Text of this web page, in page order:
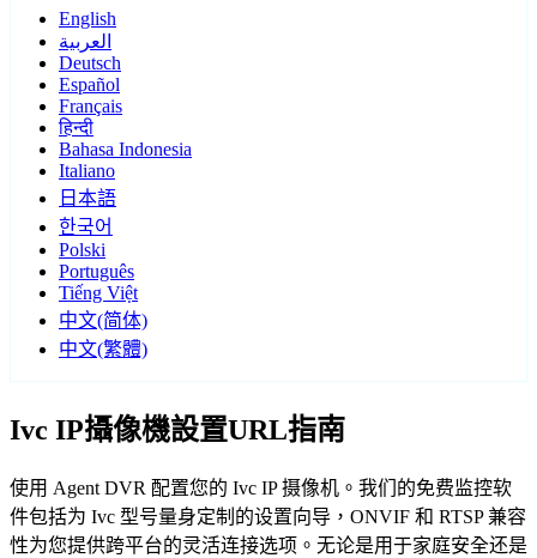
English
العربية
Deutsch
Español
Français
हिन्दी
Bahasa Indonesia
Italiano
日本語
한국어
Polski
Português
Tiếng Việt
中文(简体)
中文(繁體)
Ivc IP攝像機設置URL指南
使用 Agent DVR 配置您的 Ivc IP 摄像机。我们的免费监控软
件包括为 Ivc 型号量身定制的设置向导，ONVIF 和 RTSP 兼容
性为您提供跨平台的灵活连接选项。无论是用于家庭安全还是